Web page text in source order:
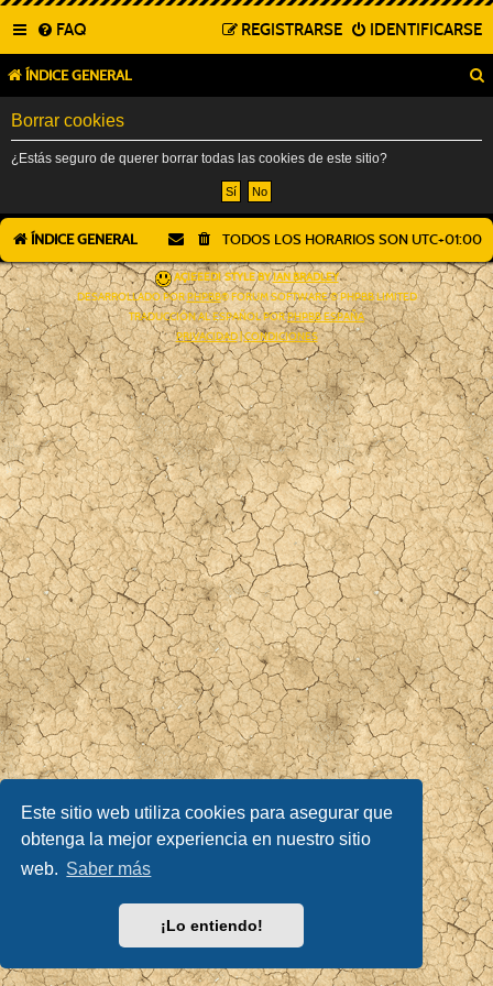
Este sitio web utiliza cookies para asegurar que
obtenga la mejor experiencia en nuestro sitio
web. Saber más
¡Lo entiendo!
FAQ IDENTIFICARSE
REGISTRARSE
ÍNDICE GENERAL
Borrar cookies
¿Estás seguro de querer borrar todas las cookies de este sitio?
ÍNDICE GENERAL TODOS LOS HORARIOS SON UTC+01:00
AÇIEEED! STYLE BYIAN BRADLEY
DESARROLLADO POR PHPBB® FORUM SOFTWARE © PHPBB LIMITED
TRADUCCIÓN AL ESPAÑOL PORPHPBB ESPAÑA
PRIVACIDAD|CONDICIONES